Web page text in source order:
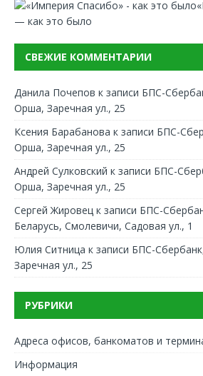
— как это было
СВЕЖИЕ КОММЕНТАРИИ
Данила Почепов к записи БПС-
Орша, Заречная ул., 25
Ксения Барабанова к записи БПС-
Орша, Заречная ул., 25
Андрей Сулковский к записи БПС-
Орша, Заречная ул., 25
Сергей Жировец к записи БПС-
Беларусь, Смолевичи, Садовая ул., 1
Юлия Ситница к записи БПС-
Заречная ул., 25
РУБРИКИ
Адреса офисов, банкоматов и
Информация